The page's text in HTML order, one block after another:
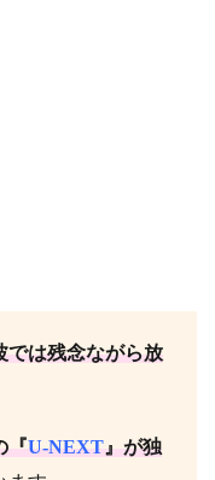
では残念ながら放
『U-NEXT 』が独